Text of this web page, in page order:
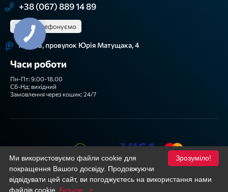
+38 (067) 889 14 89
Зателефонуємо
м. Київ, провулок Юрія Матущака, 4
Часи роботи
Пн-Пт: 9.00-18.00
Сб-Нд: вихідний
Замовлення через кошик: 24/7
Ми приймаємо
Підписуйтеся! Facebook YouTube
Зрозуміло!
Ми використовуємо файли cookie для
покращення Вашого досвіду. Продовжуючи
відвідувати цей сайт, ви погоджуєтесь на використання нами
файлів cookie. Більше...>
КНОПКА
ЗВ'ЯЗКУ